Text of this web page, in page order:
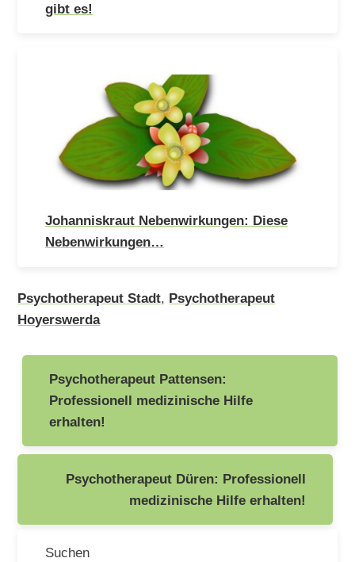
gibt es!
Johanniskraut Nebenwirkungen: Diese
Nebenwirkungen…
Psychotherapeut Stadt, Psychotherapeut
Hoyerswerda
Beitragsnavigation
Psychotherapeut Pattensen:
Professionell medizinische Hilfe
erhalten!
Psychotherapeut Düren: Professionell
medizinische Hilfe erhalten!
Suchen